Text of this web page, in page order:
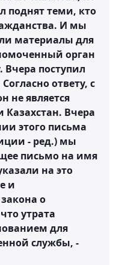
поднят теми, кто
И мы
материалы для
орган
поступил
ответу, с
не является
Вчера
этого письма
- ред.) мы
письмо на имя
на это
и
о
утрата
для
службы, -